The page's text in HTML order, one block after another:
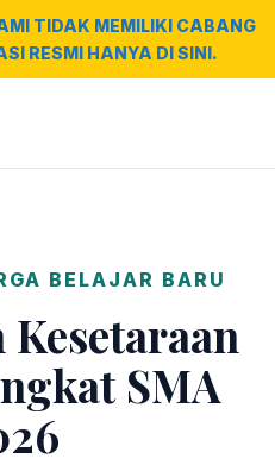
TIDAK MEMILIKI CABANG
RESMI HANYA DI SINI.
BELAJAR BARU
SMA